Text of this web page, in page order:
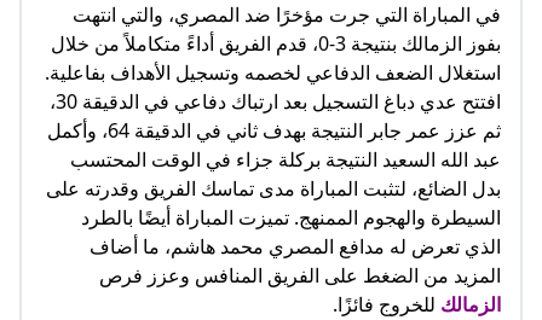
في المباراة التي جرت مؤخرًا ضد المصري، والتي انتهت
بفوز الزمالك بنتيجة 3-0، قدم الفريق أداءً متكاملاً من خلال
استغلال الضعف الدفاعي لخصمه وتسجيل الأهداف بفاعلية.
افتتح عدي دباغ التسجيل بعد ارتباك دفاعي في الدقيقة 30،
ثم عزز عمر جابر النتيجة بهدف ثاني في الدقيقة 64، وأكمل
عبد الله السعيد النتيجة بركلة جزاء في الوقت المحتسب
بدل الضائع، لتثبت المباراة مدى تماسك الفريق وقدرته على
السيطرة والهجوم الممنهج. تميزت المباراة أيضًا بالطرد
الذي تعرض له مدافع المصري محمد هاشم، ما أضاف
المزيد من الضغط على الفريق المنافس وعزز فرص
الزمالك للخروج فائزًا.